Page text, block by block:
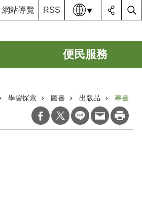
網站導覽 RSS 語系
便民服務
學習探索 圖書 出版品 專書